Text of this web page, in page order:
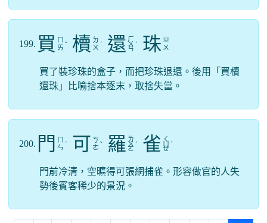
199. 買 ㄞ ˇ 櫝 ㄉ
ㄨ ˊ 還 ㄏ
ㄨ
ㄢ
ˊ 珠 ㄓ
ㄨ
買了裝珍珠的盒子，而把珍珠退還。後用「買櫝
還珠」比喻捨本逐末，取捨失當。
200. 門
ㄣ ˊ 可 ㄎ
ㄜ ˇ 羅 ㄌ
ㄨ
ㄛ
ˊ 雀 ㄑ
ㄩ
ㄝ
ˋ
門前冷清，空曠得可張網捕雀。形容做官的人失
勢後賓客稀少的景況。